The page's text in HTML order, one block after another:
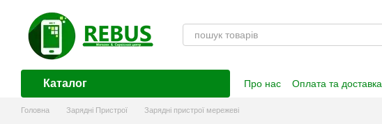
Перейти до основного контенту
Каталог Про нас Оплата та доставка
Головна Зарядні Пристрої Зарядні пристрої мережеві